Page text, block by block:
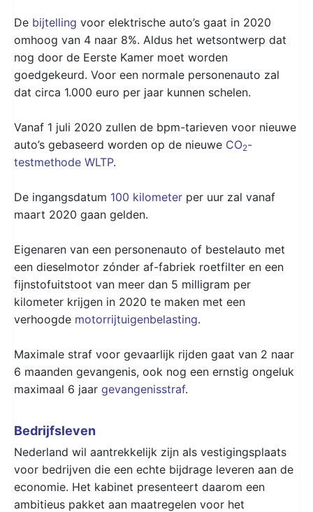
De bijtelling voor elektrische auto’s gaat in 2020
omhoog van 4 naar 8%. Aldus het wetsontwerp dat
nog door de Eerste Kamer moet worden
goedgekeurd. Voor een normale personenauto zal
dat circa 1.000 euro per jaar kunnen schelen.
Vanaf 1 juli 2020 zullen de bpm-tarieven voor nieuwe
auto’s gebaseerd worden op de nieuwe CO2-
testmethode WLTP.
De ingangsdatum 100 kilometer per uur zal vanaf
maart 2020 gaan gelden.
Eigenaren van een personenauto of bestelauto met
een dieselmotor zónder af-fabriek roetfilter en een
fijnstofuitstoot van meer dan 5 milligram per
kilometer krijgen in 2020 te maken met een
verhoogde motorrijtuigenbelasting.
Maximale straf voor gevaarlijk rijden gaat van 2 naar
6 maanden gevangenis, ook nog een ernstig ongeluk
maximaal 6 jaar gevangenisstraf.
Bedrijfsleven
Nederland wil aantrekkelijk zijn als vestigingsplaats
voor bedrijven die een echte bijdrage leveren aan de
economie. Het kabinet presenteert daarom een
ambitieus pakket aan maatregelen voor het